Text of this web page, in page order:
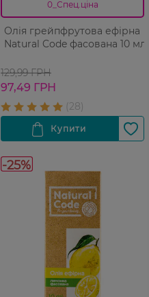
0_Спец.ціна
Олія грейпфрутова ефірна
Natural Code фасована 10 мл
129,99 ГРН
97,49 ГРН
-25%